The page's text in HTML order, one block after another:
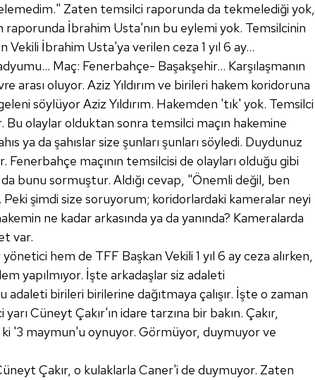
Zaten temsilci raporunda da tekmelediği yok,
raporunda İbrahim Usta'nın bu eylemi yok. Temsilcinin
Vekili İbrahim Usta'ya verilen ceza 1 yıl 6 ay...
Maç: Fenerbahçe- Başakşehir... Karşılaşmanın
arası oluyor. Aziz Yıldırım ve birileri hakem koridoruna
söylüyor Aziz Yıldırım. Hakemden 'tık' yok. Temsilci
Bu olaylar olduktan sonra temsilci maçın hakemine
ya da şahıslar size şunları şunları söyledi. Duydunuz
Fenerbahçe maçının temsilcisi de olayları olduğu gibi
bunu sormuştur. Aldığı cevap, "Önemli değil, ben
şimdi size soruyorum; koridorlardaki kameralar neyi
ne kadar arkasında ya da yanında? Kameralarda
var.
hem de TFF Başkan Vekili 1 yıl 6 ay ceza alırken,
yapılmıyor. İşte arkadaşlar siz adaleti
adaleti birileri birilerine dağıtmaya çalışır. İşte o zaman
yarı Cüneyt Çakır'ın idare tarzına bir bakın. Çakır,
'3 maymun'u oynuyor. Görmüyor, duymuyor ve
Çakır, o kulaklarla Caner'i de duymuyor. Zaten